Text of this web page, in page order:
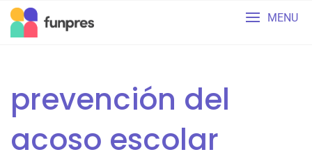
Skip
content
MENU
prevención del
acoso escolar